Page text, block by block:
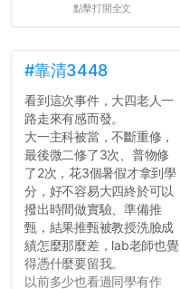
點擊打開全文
#靠清3448
看到這次事件，大四老人一
路走來有感而發。
大一主科被當，不斷重修，
最後微二修了3次、普物修
了2次，花3個暑假才拿到學
分，好不容易大四終於可以
撥出時間做實驗、準備推
甄，結果推甄被教授洗臉成
績怎麼那麼差，lab老師也覺
得憑什麼要留我。
以前多少也看過同學有作